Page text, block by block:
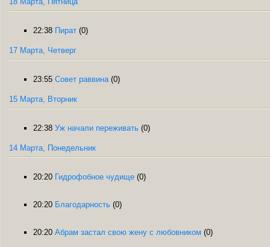
22:38 Пират (0)
17 Марта, Четверг
23:55 Совет раввина (0)
15 Марта, Вторник
22:38 Уж начали переживать (0)
14 Марта, Понедельник
20:20 Гидрофобное чудище (0)
20:20 Благодарность (0)
20:20 Абрам застал свою жену с любовником (0)